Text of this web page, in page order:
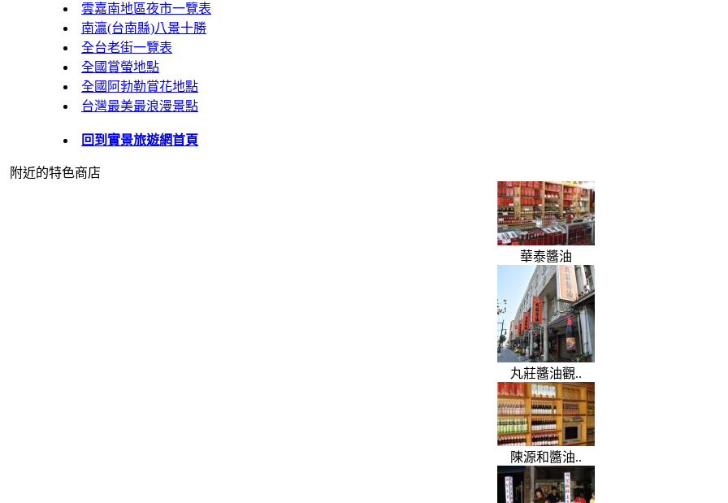
雲嘉南地區夜市一覽表
南瀛(台南縣)八景十勝
全台老街一覽表
全國賞螢地點
全國阿勃勒賞花地點
台灣最美最浪漫景點
回到實景旅遊網首頁
附近的特色商店
華泰醬油
丸莊醬油觀..
陳源和醬油..